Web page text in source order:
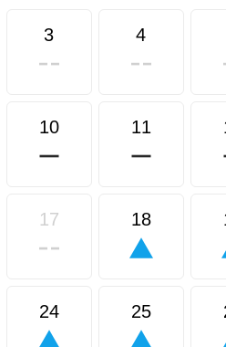
3 4
10 11
17 18
24 25